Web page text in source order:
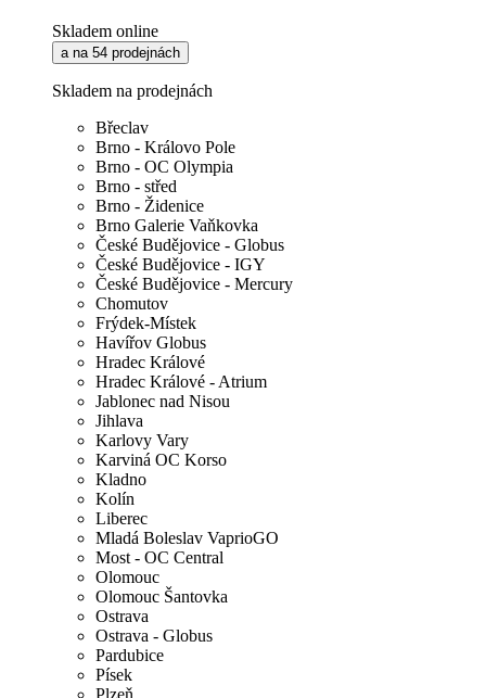
Skladem online
a na 54 prodejnách
Skladem na prodejnách
Břeclav
Brno - Královo Pole
Brno - OC Olympia
Brno - střed
Brno - Židenice
Brno Galerie Vaňkovka
České Budějovice - Globus
České Budějovice - IGY
České Budějovice - Mercury
Chomutov
Frýdek-Místek
Havířov Globus
Hradec Králové
Hradec Králové - Atrium
Jablonec nad Nisou
Jihlava
Karlovy Vary
Karviná OC Korso
Kladno
Kolín
Liberec
Mladá Boleslav VaprioGO
Most - OC Central
Olomouc
Olomouc Šantovka
Ostrava
Ostrava - Globus
Pardubice
Písek
Plzeň